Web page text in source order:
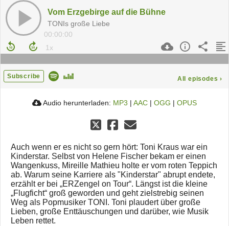
Vom Erzgebirge auf die Bühne
TONIs große Liebe
00:00:00
Subscribe All episodes ›
Audio herunterladen: MP3 | AAC | OGG | OPUS
Auch wenn er es nicht so gern hört: Toni Kraus war ein
Kinderstar. Selbst von Helene Fischer bekam er einen
Wangenkuss, Mireille Mathieu holte er vom roten Teppich
ab. Warum seine Karriere als "Kinderstar" abrupt endete,
erzählt er bei „ERZengel on Tour“. Längst ist die kleine
„Flugficht“ groß geworden und geht zielstrebig seinen
Weg als Popmusiker TONI. Toni plaudert über große
Lieben, große Enttäuschungen und darüber, wie Musik
Leben rettet.